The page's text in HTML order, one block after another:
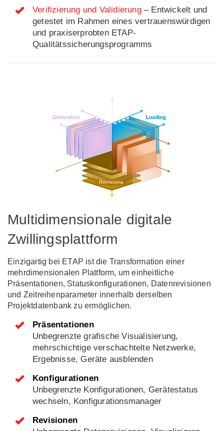
Verifizierung und Validierung– Entwickelt und
getestet im Rahmen eines vertrauenswürdigen
und praxiserprobten ETAP-
Qualitätssicherungsprogramms
Multidimensionale digitale
Zwillingsplattform
Einzigartig bei ETAP ist die Transformation einer
mehrdimensionalen Plattform, um einheitliche
Präsentationen, Statuskonfigurationen, Datenrevisionen
und Zeitreihenparameter innerhalb derselben
Projektdatenbank zu ermöglichen.
Präsentationen
Unbegrenzte grafische Visualisierung,
mehrschichtige verschachtelte Netzwerke,
Ergebnisse, Geräte ausblenden
Konfigurationen
Unbegrenzte Konfigurationen, Gerätestatus
wechseln, Konfigurationsmanager
Revisionen